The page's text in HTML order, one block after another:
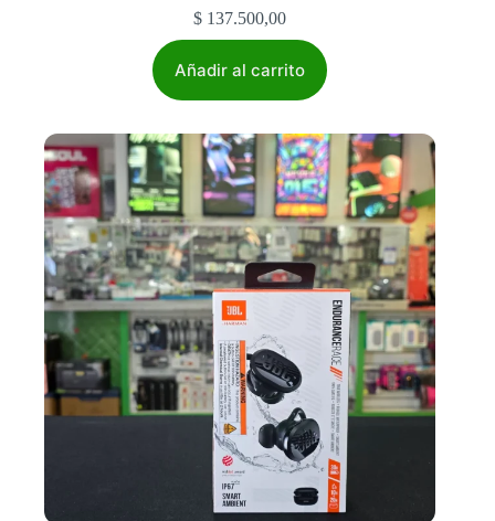
$ 137.500,00
Añadir al carrito